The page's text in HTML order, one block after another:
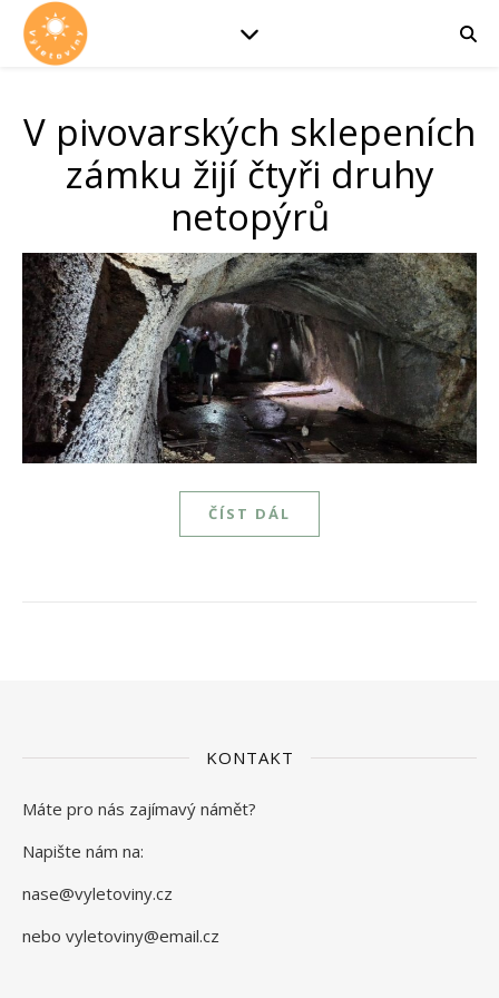
V pivovarských sklepeních
zámku žijí čtyři druhy
netopýrů
ČÍST DÁL
KONTAKT
Máte pro nás zajímavý námět?
Napište nám na:
nase@vyletoviny.cz
nebo vyletoviny@email.cz